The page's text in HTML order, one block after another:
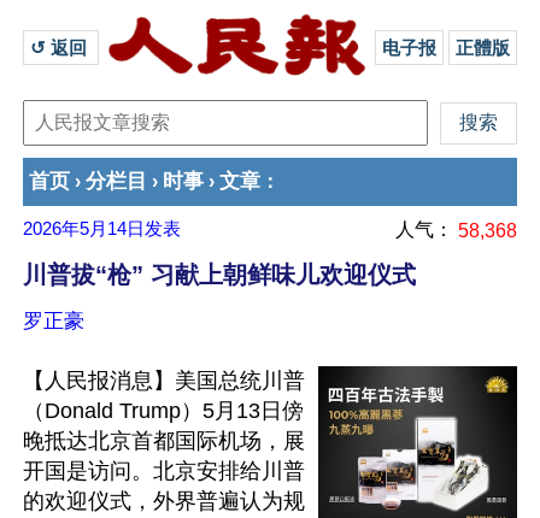
↺ 返回 电子报 正體版
首页 › 分栏目 › 时事 › 文章 ：
2026年5月14日 发表 人气： 58,368
川普拔“枪” 习献上朝鲜味儿欢迎仪式
罗正豪
【人民报消息】美国总统川普
（Donald Trump）5月13日傍
晚抵达北京首都国际机场，展
开国是访问。北京安排给川普
的欢迎仪式，外界普遍认为规